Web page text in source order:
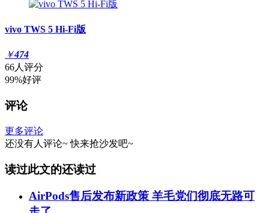
vivo TWS 5 Hi-Fi版
￥474
66人评分
99%好评
评论
更多评论
还没有人评论~ 快来抢沙发吧~
读过此文的还读过
AirPods售后发布新政策 羊毛党们彻底无路可